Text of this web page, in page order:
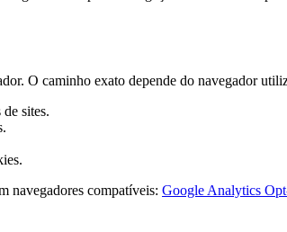
O caminho exato depende do navegador
sites.
navegadores compatíveis: Google Analytics